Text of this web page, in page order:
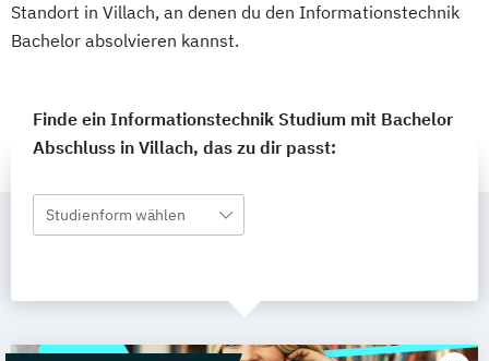
Standort in Villach, an denen du den Informationstechnik
Bachelor absolvieren kannst.
Finde ein Informationstechnik Studium mit Bachelor
Abschluss in Villach, das zu dir passt:
Studienform wählen